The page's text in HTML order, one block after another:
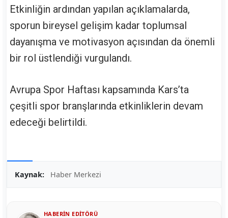
Etkinliğin ardından yapılan açıklamalarda,
sporun bireysel gelişim kadar toplumsal
dayanışma ve motivasyon açısından da önemli
bir rol üstlendiği vurgulandı.
Avrupa Spor Haftası kapsamında Kars’ta
çeşitli spor branşlarında etkinliklerin devam
edeceği belirtildi.
Kaynak: Haber Merkezi
HABERIN EDITÖRÜ